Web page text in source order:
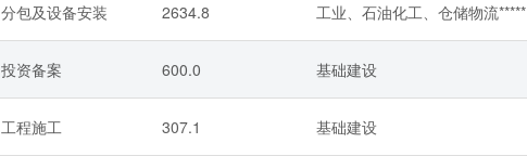
分包及设备安装 2634.8 工业、石油化工、仓储物流*****
投资备案 600.0 基础建设
工程施工 307.1 基础建设